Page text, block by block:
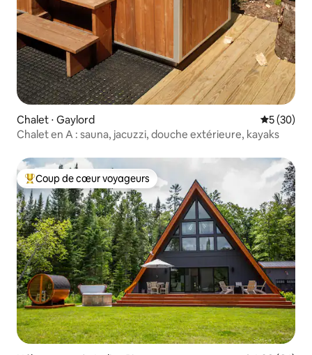
Chalet ⋅ Gaylord
5 (30)
Chalet en A : sauna, jacuzzi, douche extérieure, kayaks
Coups de cœur voyageurs les plus appréciés
Coup de cœur voyageurs